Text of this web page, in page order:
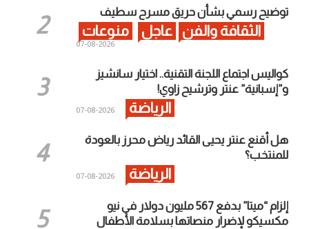
توضيح رسمي بشأن حريق مسرح سطيف
الثقافة والفن عاجل منوعات
2026-08-07
كواليس اجتماع اللجنة التقنية.. اختيار سانشيز
و”إسبانية” عنتر وترشيح زاوي!
الرياضة 2026-08-07
هل أقنع عنتر يحيى القائد رياض محرز بالعودة
للمنتخب؟
الرياضة 2026-08-07
إلزام “ميتا” بدفع 567 مليون دولار في نيو
مكسيكو لإضرار منصاتها بسلامة الأطفال